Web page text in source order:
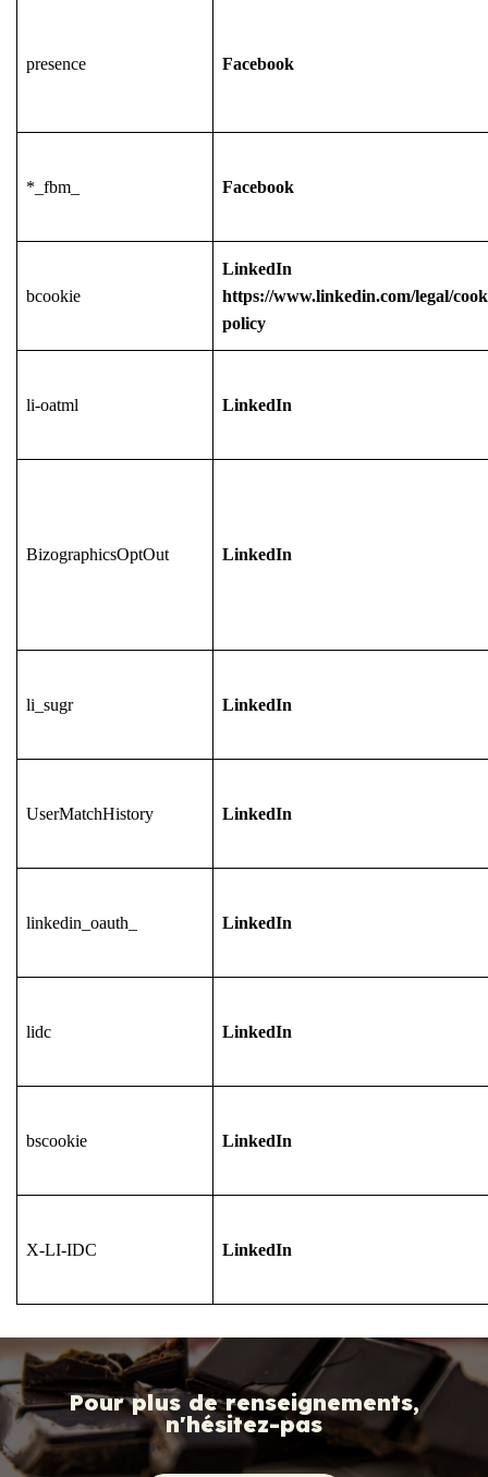
presence Facebook
*_fbm_ Facebook
bcookie
LinkedIn
https://www.linkedin.com/legal/
policy
li-oatml LinkedIn
BizographicsOptOut LinkedIn
li_sugr LinkedIn
UserMatchHistory LinkedIn
linkedin_oauth_ LinkedIn
lidc LinkedIn
bscookie LinkedIn
X-LI-IDC LinkedIn
Pour plus de renseignements,
n'hésitez-pas